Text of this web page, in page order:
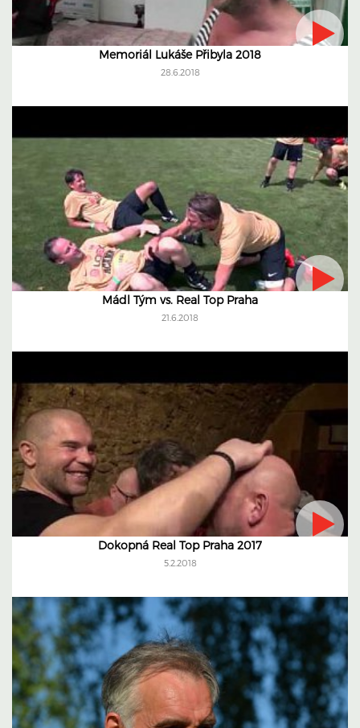
Memoriál Lukáše Přibyla 2018
28.6.2018
Mádl Tým vs. Real Top Praha
21.6.2018
Dokopná Real Top Praha 2017
5.2.2018